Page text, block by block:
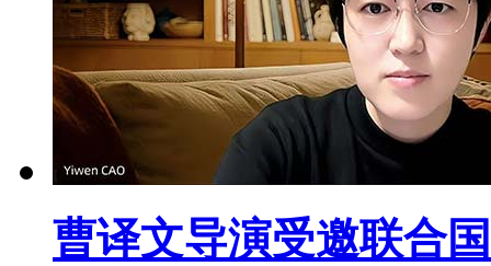
曹译文导演受邀联合